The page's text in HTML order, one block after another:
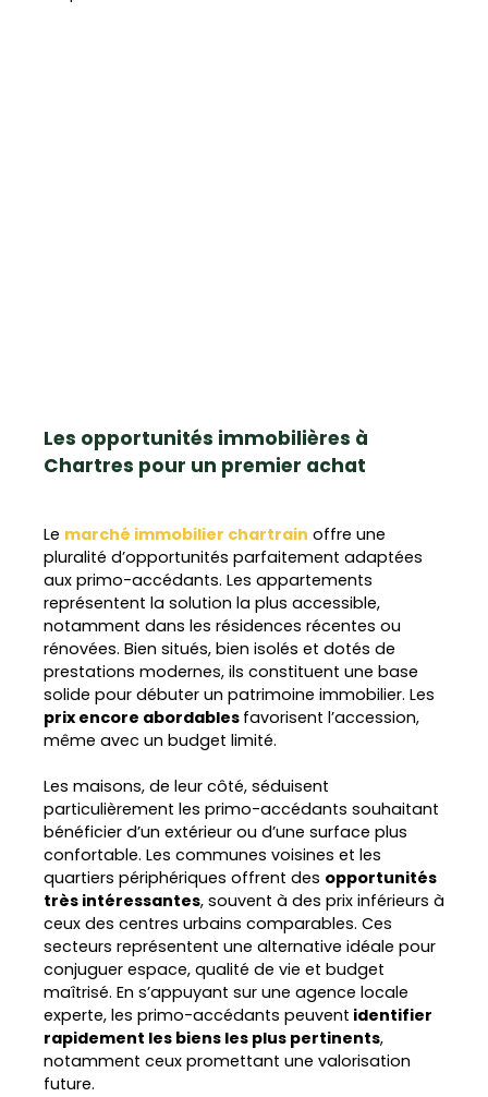
Les opportunités immobilières à
Chartres pour un premier achat
Le marché immobilier chartrain offre une
pluralité d’opportunités parfaitement adaptées
aux primo-accédants. Les appartements
représentent la solution la plus accessible,
notamment dans les résidences récentes ou
rénovées. Bien situés, bien isolés et dotés de
prestations modernes, ils constituent une base
solide pour débuter un patrimoine immobilier. Les
prix encore abordables favorisent l’accession,
même avec un budget limité.
Les maisons, de leur côté, séduisent
particulièrement les primo-accédants souhaitant
bénéficier d’un extérieur ou d’une surface plus
confortable. Les communes voisines et les
quartiers périphériques offrent des opportunités
très intéressantes, souvent à des prix inférieurs à
ceux des centres urbains comparables. Ces
secteurs représentent une alternative idéale pour
conjuguer espace, qualité de vie et budget
maîtrisé. En s’appuyant sur une agence locale
experte, les primo-accédants peuvent identifier
rapidement les biens les plus pertinents,
notamment ceux promettant une valorisation
future.